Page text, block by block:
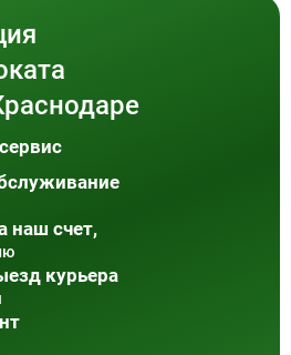
наш счет,
курьера